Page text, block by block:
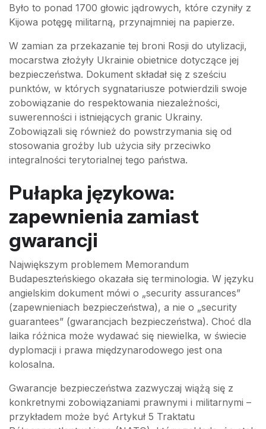
Było to ponad 1700 głowic jądrowych, które czyniły z
Kijowa potęgę militarną, przynajmniej na papierze.
W zamian za przekazanie tej broni Rosji do utylizacji,
mocarstwa złożyły Ukrainie obietnice dotyczące jej
bezpieczeństwa. Dokument składał się z sześciu
punktów, w których sygnatariusze potwierdzili swoje
zobowiązanie do respektowania niezależności,
suwerenności i istniejących granic Ukrainy.
Zobowiązali się również do powstrzymania się od
stosowania groźby lub użycia siły przeciwko
integralności terytorialnej tego państwa.
Pułapka językowa:
zapewnienia zamiast
gwarancji
Największym problemem Memorandum
Budapeszteńskiego okazała się terminologia. W języku
angielskim dokument mówi o „security assurances”
(zapewnieniach bezpieczeństwa), a nie o „security
guarantees” (gwarancjach bezpieczeństwa). Choć dla
laika różnica może wydawać się niewielka, w świecie
dyplomacji i prawa międzynarodowego jest ona
kolosalna.
Gwarancje bezpieczeństwa zazwyczaj wiążą się z
konkretnymi zobowiązaniami prawnymi i militarnymi –
przykładem może być Artykuł 5 Traktatu